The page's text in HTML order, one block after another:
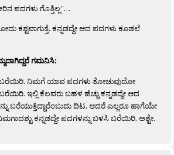
ಪದಗಳು ಗೊತ್ತಿಲ್ಲ”…
ಕಶ್ಟವಾಗುತ್ತೆ. ಕನ್ನಡದ್ದೇ ಆದ ಪದಗಳು ಕೂಡಲೆ
ಗಮನಿಸಿ:
ನಿಮಗೆ ಯಾವ ಪದಗಳು ತೋಚುವುದೋ
ಇಲ್ಲಿ ಕೆಲವರು ಬಹಳ ಹೆಚ್ಚು ಕನ್ನಡದ್ದೇ ಆದ
ಬರೆಯುತ್ತಿದ್ದಾರೆಂಬುದು ದಿಟ. ಆದರೆ ಎಲ್ಲರೂ ಹಾಗೆಯೇ
ಕನ್ನಡದ್ದೇ ಪದಗಳನ್ನು ಬಳಸಿ ಬರೆಯಿರಿ, ಅಶ್ಟೇ.